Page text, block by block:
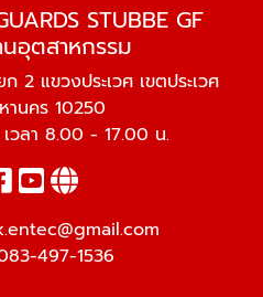
STUBBE GF
นอุตสาหกรรม
2 แขวงประเวศ เขตประเวศ
านคร 10250
วลา 8.00 - 17.00 น.
497-1536